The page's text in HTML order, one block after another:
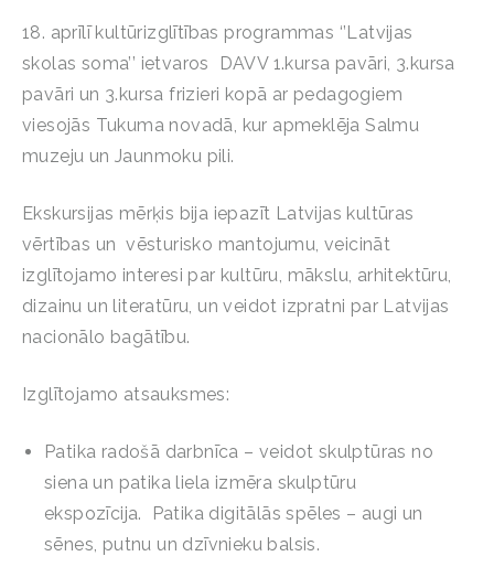
18. aprīlī kultūrizglītības programmas ‘’Latvijas
skolas soma’’ ietvaros DAVV 1.kursa pavāri, 3.kursa
pavāri un 3.kursa frizieri kopā ar pedagogiem
viesojās Tukuma novadā, kur apmeklēja Salmu
muzeju un Jaunmoku pili.
Ekskursijas mērķis bija iepazīt Latvijas kultūras
vērtības un vēsturisko mantojumu, veicināt
izglītojamo interesi par kultūru, mākslu, arhitektūru,
dizainu un literatūru, un veidot izpratni par Latvijas
nacionālo bagātību.
Izglītojamo atsauksmes:
Patika radošā darbnīca – veidot skulptūras no
siena un patika liela izmēra skulptūru
ekspozīcija. Patika digitālās spēles – augi un
sēnes, putnu un dzīvnieku balsis.